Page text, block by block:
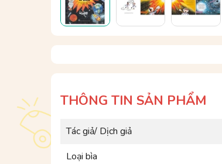
THÔNG TIN SẢN PHẨM
Tác giả/ Dịch giả
Loại bìa